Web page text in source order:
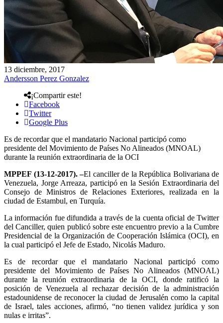
13 diciembre, 2017
Andersson Perez Gonzalez
¡Compartir este!
Facebook
Twitter
Google Plus
Es de recordar que el mandatario Nacional participó como
presidente del Movimiento de Países No Alineados (MNOAL)
durante la reunión extraordinaria de la OCI
MPPEF (13-12-2017). –El canciller de la República Bolivariana de
Venezuela, Jorge Arreaza, participó en la Sesión Extraordinaria del
Consejo de Ministros de Relaciones Exteriores, realizada en la
ciudad de Estambul, en Turquía.
La información fue difundida a través de la cuenta oficial de Twitter
del Canciller, quien publicó sobre este encuentro previo a la Cumbre
Presidencial de la Organización de Cooperación Islámica (OCI), en
la cual participó el Jefe de Estado, Nicolás Maduro.
Es de recordar que el mandatario Nacional participó como
presidente del Movimiento de Países No Alineados (MNOAL)
durante la reunión extraordinaria de la OCI, donde ratificó la
posición de Venezuela al rechazar decisión de la administración
estadounidense de reconocer la ciudad de Jerusalén como la capital
de Israel, tales acciones, afirmó, “no tienen validez jurídica y son
nulas e irritas”.